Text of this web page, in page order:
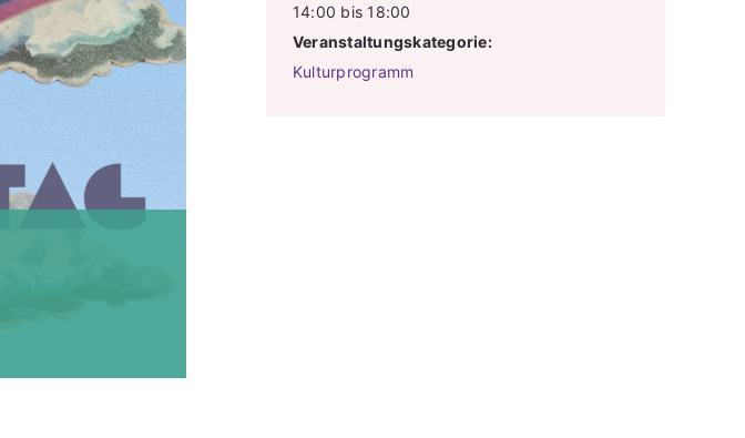
14:00 bis 18:00
Veranstaltungskategorie:
Kulturprogramm